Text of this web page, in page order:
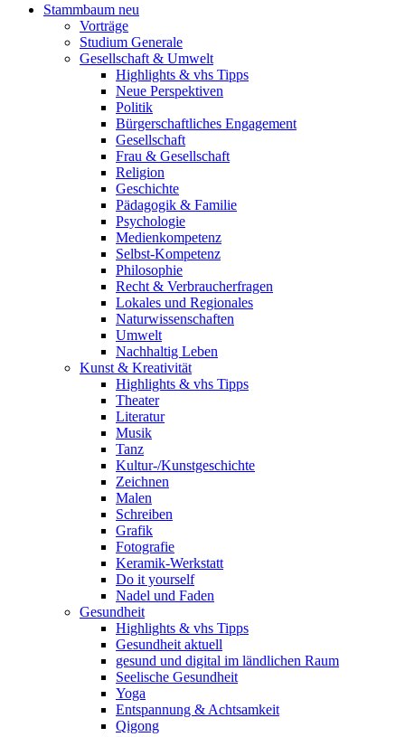
Stammbaum neu
Vorträge
Studium Generale
Gesellschaft & Umwelt
Highlights & vhs Tipps
Neue Perspektiven
Politik
Bürgerschaftliches Engagement
Gesellschaft
Frau & Gesellschaft
Religion
Geschichte
Pädagogik & Familie
Psychologie
Medienkompetenz
Selbst-Kompetenz
Philosophie
Recht & Verbraucherfragen
Lokales und Regionales
Naturwissenschaften
Umwelt
Nachhaltig Leben
Kunst & Kreativität
Highlights & vhs Tipps
Theater
Literatur
Musik
Tanz
Kultur-/Kunstgeschichte
Zeichnen
Malen
Schreiben
Grafik
Fotografie
Keramik-Werkstatt
Do it yourself
Nadel und Faden
Gesundheit
Highlights & vhs Tipps
Gesundheit aktuell
gesund und digital im ländlichen Raum
Seelische Gesundheit
Yoga
Entspannung & Achtsamkeit
Qigong